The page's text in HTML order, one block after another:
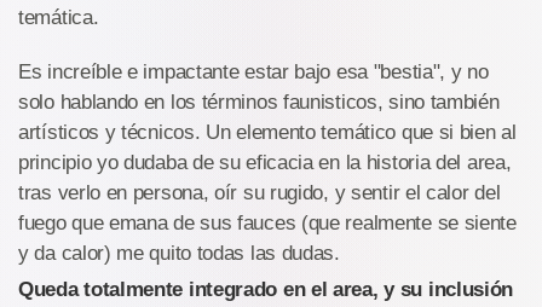
temática.
Es increíble e impactante estar bajo esa "bestia", y no
solo hablando en los términos faunisticos, sino también
artísticos y técnicos. Un elemento temático que si bien al
principio yo dudaba de su eficacia en la historia del area,
tras verlo en persona, oír su rugido, y sentir el calor del
fuego que emana de sus fauces (que realmente se siente
y da calor) me quito todas las dudas.
Queda totalmente integrado en el area, y su inclusión